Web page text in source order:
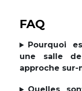
FAQ
Pourquoi
une salle
approche sur-